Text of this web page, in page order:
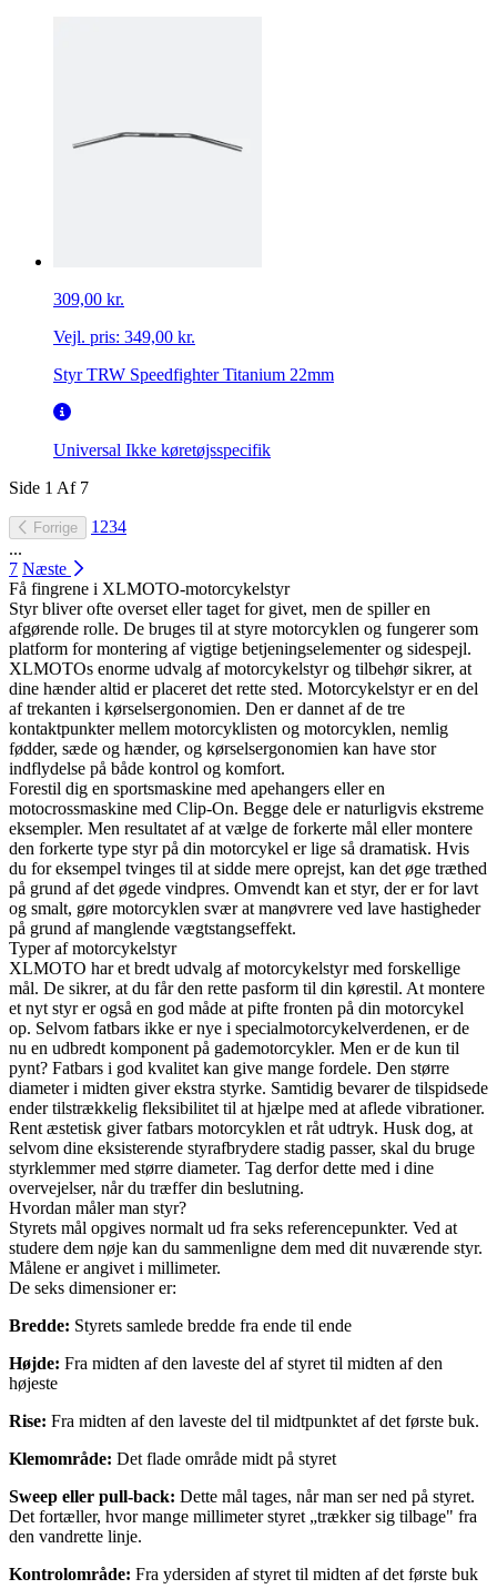
309,00 kr.
Vejl. pris: 349,00 kr.
Styr TRW Speedfighter Titanium 22mm
Universal Ikke køretøjsspecifik
Side 1 Af 7
Forrige 1 234
...
7 Næste
Få fingrene i XLMOTO-motorcykelstyr
Styr bliver ofte overset eller taget for givet, men de spiller en
afgørende rolle. De bruges til at styre motorcyklen og fungerer som
platform for montering af vigtige betjeningselementer og sidespejl.
XLMOTOs enorme udvalg af motorcykelstyr og tilbehør sikrer, at
dine hænder altid er placeret det rette sted. Motorcykelstyr er en del
af trekanten i kørselsergonomien. Den er dannet af de tre
kontaktpunkter mellem motorcyklisten og motorcyklen, nemlig
fødder, sæde og hænder, og kørselsergonomien kan have stor
indflydelse på både kontrol og komfort.
Forestil dig en sportsmaskine med apehangers eller en
motocrossmaskine med Clip-On. Begge dele er naturligvis ekstreme
eksempler. Men resultatet af at vælge de forkerte mål eller montere
den forkerte type styr på din motorcykel er lige så dramatisk. Hvis
du for eksempel tvinges til at sidde mere oprejst, kan det øge træthed
på grund af det øgede vindpres. Omvendt kan et styr, der er for lavt
og smalt, gøre motorcyklen svær at manøvrere ved lave hastigheder
på grund af manglende vægtstangseffekt.
Typer af motorcykelstyr
XLMOTO har et bredt udvalg af motorcykelstyr med forskellige
mål. De sikrer, at du får den rette pasform til din kørestil. At montere
et nyt styr er også en god måde at pifte fronten på din motorcykel
op. Selvom fatbars ikke er nye i specialmotorcykelverdenen, er de
nu en udbredt komponent på gademotorcykler. Men er de kun til
pynt? Fatbars i god kvalitet kan give mange fordele. Den større
diameter i midten giver ekstra styrke. Samtidig bevarer de tilspidsede
ender tilstrækkelig fleksibilitet til at hjælpe med at aflede vibrationer.
Rent æstetisk giver fatbars motorcyklen et råt udtryk. Husk dog, at
selvom dine eksisterende styrafbrydere stadig passer, skal du bruge
styrklemmer med større diameter. Tag derfor dette med i dine
overvejelser, når du træffer din beslutning.
Hvordan måler man styr?
Styrets mål opgives normalt ud fra seks referencepunkter. Ved at
studere dem nøje kan du sammenligne dem med dit nuværende styr.
Målene er angivet i millimeter.
De seks dimensioner er:
Bredde: Styrets samlede bredde fra ende til ende
Højde: Fra midten af den laveste del af styret til midten af den
højeste
Rise: Fra midten af den laveste del til midtpunktet af det første buk.
Klemområde: Det flade område midt på styret
Sweep eller pull-back: Dette mål tages, når man ser ned på styret.
Det fortæller, hvor mange millimeter styret „trækker sig tilbage" fra
den vandrette linje.
Kontrolområde: Fra ydersiden af styret til midten af det første buk